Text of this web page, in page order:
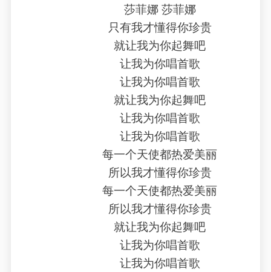
莎菲娜 莎菲娜
只有我才懂得你珍贵
就让我为你起舞吧
让我为你唱首歌
让我为你唱首歌
就让我为你起舞吧
让我为你唱首歌
让我为你唱首歌
每一个天使都热爱美丽
所以我才懂得你珍贵
每一个天使都热爱美丽
所以我才懂得你珍贵
就让我为你起舞吧
让我为你唱首歌
让我为你唱首歌